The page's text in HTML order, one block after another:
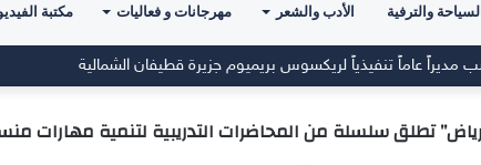
السياحة والترفية الأدب والشعر مهرجانات و فعاليات مكتبة
عاماً تنفيذياً لريكسوس بريميوم جزيرة قطيفان الشمالية
تطلق سلسلة من المحاضرات التدريبية لتنمية مهارات